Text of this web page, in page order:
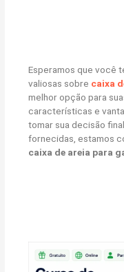
Esperamos que você
valiosas sobre caixa
melhor opção para
características e
tomar sua decisão
fornecidas, estamos
caixa de areia para